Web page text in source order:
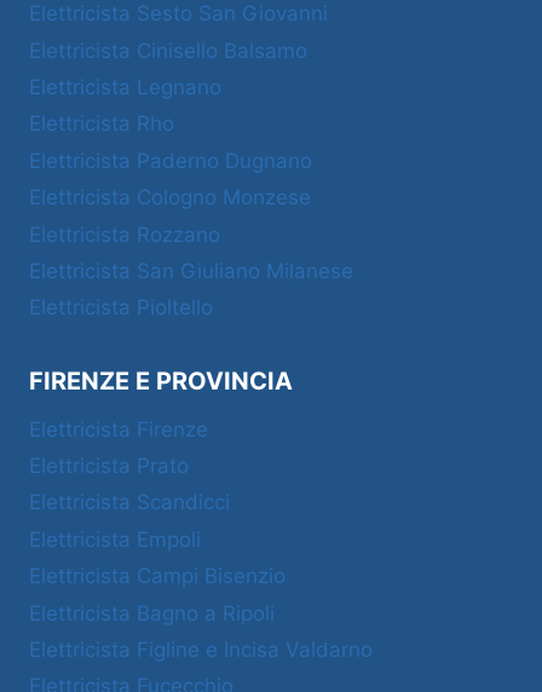
Elettricista Sesto San Giovanni
Elettricista Cinisello Balsamo
Elettricista Legnano
Elettricista Rho
Elettricista Paderno Dugnano
Elettricista Cologno Monzese
Elettricista Rozzano
Elettricista San Giuliano Milanese
Elettricista Pioltello
FIRENZE E PROVINCIA
Elettricista Firenze
Elettricista Prato
Elettricista Scandicci
Elettricista Empoli
Elettricista Campi Bisenzio
Elettricista Bagno a Ripoli
Elettricista Figline e Incisa Valdarno
Elettricista Fucecchio